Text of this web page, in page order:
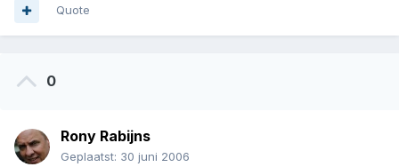
Quote
0
Rony Rabijns
Geplaatst: 30 juni 2006